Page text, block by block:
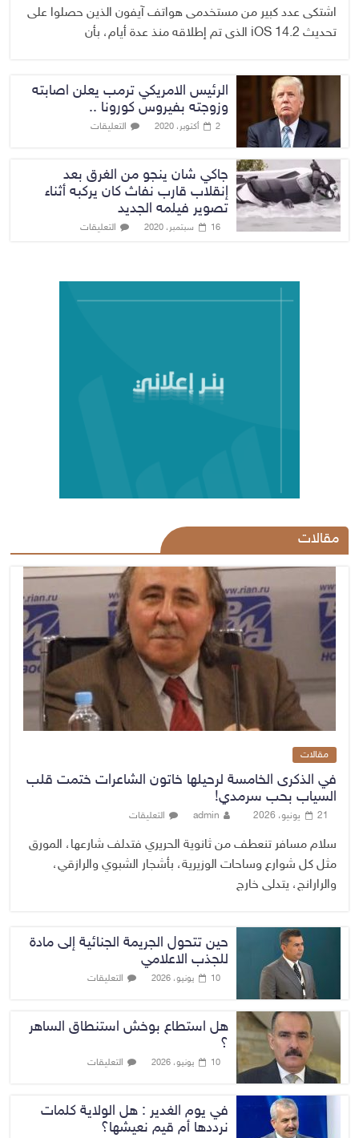
اشتكى عدد كبير من مستخدمى هواتف آيفون الذين حصلوا على
تحديث iOS 14.2 الذى تم إطلاقه منذ عدة أيام، بأن
الرئيس الامريكي ترمب يعلن اصابته
وزوجته بفيروس كورونا ..
2 أكتوبر، 2020 التعليقات
جاكي شان ينجو من الغرق بعد
إنقلاب قارب نفاث كان يركبه أثناء
تصوير فيلمه الجديد
16 سبتمبر، 2020 التعليقات
مقالات
مقالات
في الذكرى الخامسة لرحيلها خاتون الشاعرات ختمت قلب
السياب بحب سرمدي!
21 يونيو، 2026 admin التعليقات
سلام مسافر تنعطف من ثانوية الحريري فتدلف شارعها، المورق
مثل كل شوارع وساحات الوزيرية، بأشجار الشبوي والرازقي،
والرارانج، يتدلى خارج
حين تتحول الجريمة الجنائية إلى مادة
للجذب الاعلامي
10 يونيو، 2026 التعليقات
هل استطاع بوخش استنطاق الساهر
؟
10 يونيو، 2026 التعليقات
في يوم الغدير : هل الولاية كلمات
نرددها أم قيم نعيشها؟